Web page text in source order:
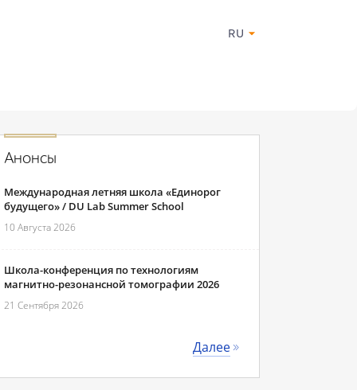
RU
Анонсы
Международная летняя школа «Единорог
будущего» / DU Lab Summer School
10 Августа 2026
Школа-конференция по технологиям
магнитно-резонансной томографии 2026
21 Сентября 2026
Далее